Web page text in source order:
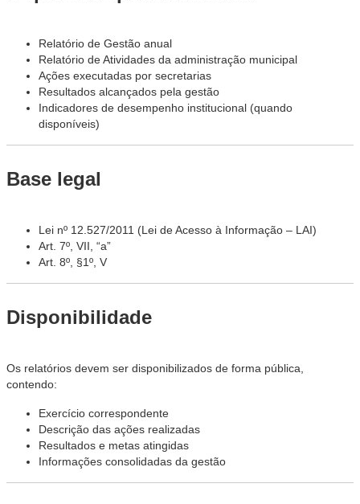
Relatório de Gestão anual
Relatório de Atividades da administração municipal
Ações executadas por secretarias
Resultados alcançados pela gestão
Indicadores de desempenho institucional (quando
disponíveis)
Base legal
Lei nº 12.527/2011 (Lei de Acesso à Informação – LAI)
Art. 7º, VII, “a”
Art. 8º, §1º, V
Disponibilidade
Os relatórios devem ser disponibilizados de forma pública,
contendo:
Exercício correspondente
Descrição das ações realizadas
Resultados e metas atingidas
Informações consolidadas da gestão